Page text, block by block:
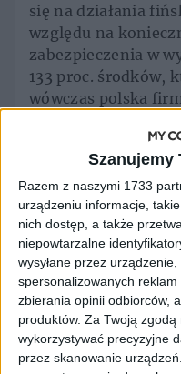
Szanujemy
Razem z naszymi 1733
urządzeniu informacje,
nich dostęp, a także
niepowtarzalne
wysyłane przez
spersonalizowanych
zbierania opinii odbiorców,
produktów. Za Twoją zgodą
wykorzystywać precyzyjne
przez skanowanie
się na działania
względu na
zabezpieczenia w
133 proc. środków,
wówczas polska
instytucję
decyzję o
spowodowało
zabezpieczenia, tj.
Ostatecznie w
niezaskarżalny
Arbitrażowym.
Oy powinien
euro, co
płatności, zwrot